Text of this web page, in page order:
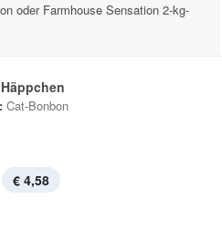
oder Farmhouse Sensation 2-kg-
Cat-Bonbon
€ 4,58